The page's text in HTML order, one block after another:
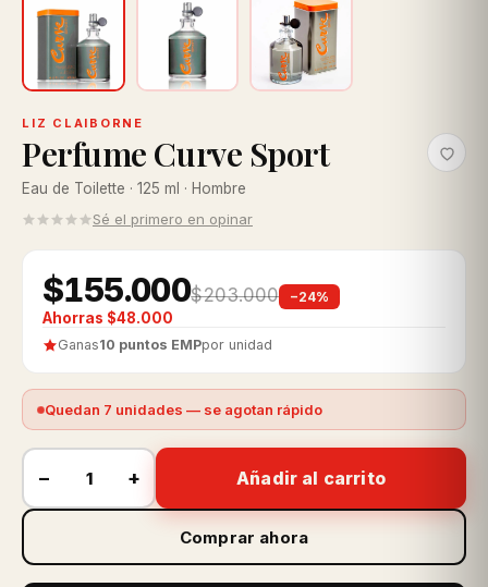
LIZ CLAIBORNE
Perfume Curve Sport
Eau de Toilette · 125 ml · Hombre
Sé el primero en opinar
$155.000$203.000 −24%
Ahorras $48.000
Ganas10 puntos EMPpor unidad
Quedan 7 unidades — se agotan rápido
− + Añadir al carrito
Comprar ahora